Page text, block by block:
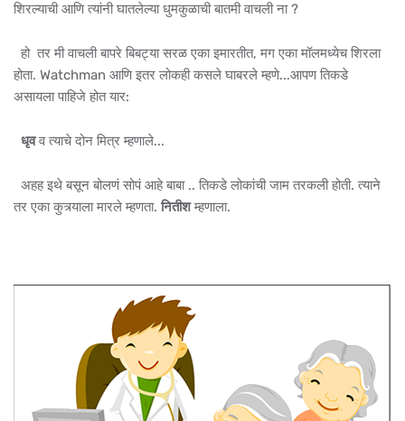
शिरल्याची आणि त्यांनी घातलेल्या धुमकुळाची बातमी वाचली ना ?
हो तर मी वाचली बापरे बिबट्या सरळ एका इमारतीत, मग एका मॉलमध्येच शिरला
होता. Watchman आणि इतर लोकही कसले घाबरले म्हणे...आपण तिकडे
असायला पाहिजे होत यार:
धृवव त्याचे दोन मित्र म्हणाले...
अहह इथे बसून बोलणं सोपं आहे बाबा .. तिकडे लोकांची जाम तरकली होती. त्याने
तर एका कुत्र्याला मारले म्हणता. नितीशम्हणाला.